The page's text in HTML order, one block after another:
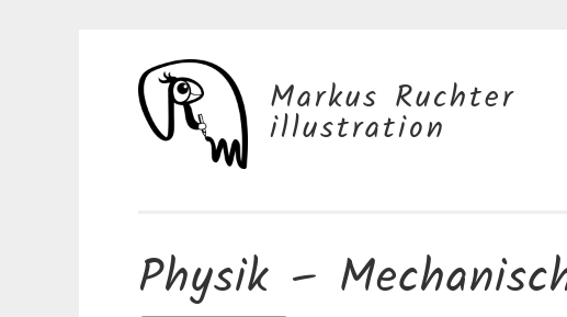
Springe
zum
Inhalt
Markus Ruchter
illustration
Physik –